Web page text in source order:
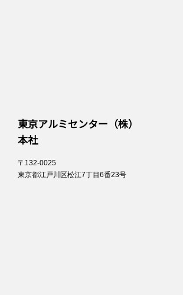
東京アルミセンター（株）
本社
〒132-0025
東京都江戸川区松江7丁目6番23号